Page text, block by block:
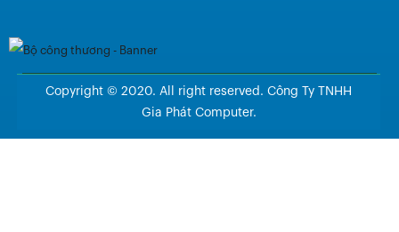
Copyright © 2020. All right reserved. Công Ty TNHH
Gia Phát Computer.